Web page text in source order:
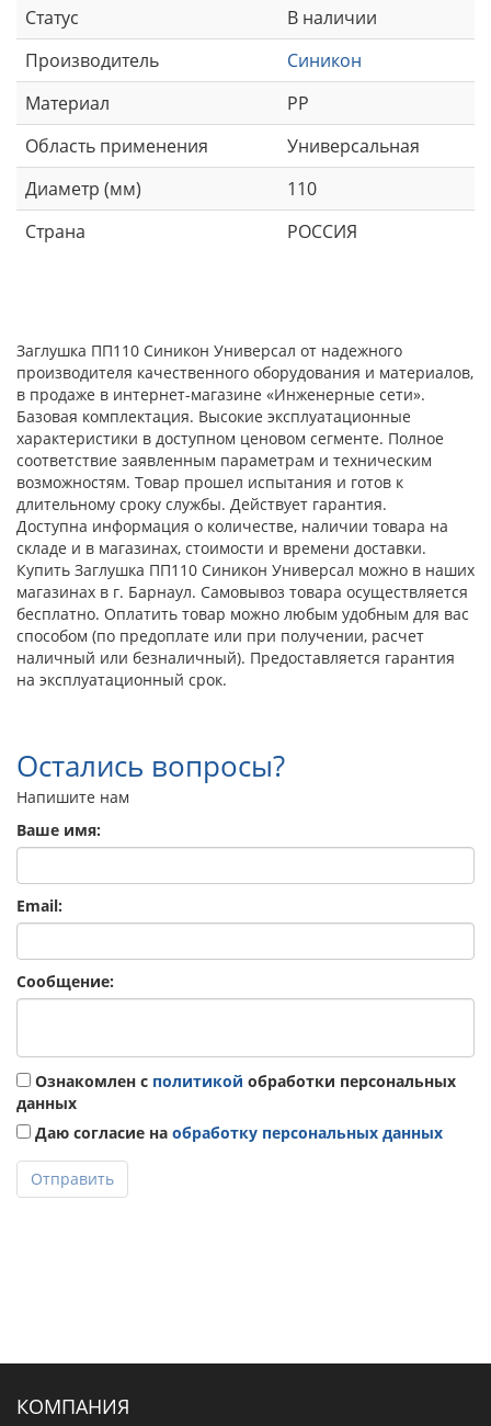
Статус
В наличии
Производитель
Синикон
Материал
РР
Область применения
Универсальная
Диаметр (мм)
110
Страна
РОССИЯ
Заглушка ПП110 Синикон Универсал от надежного
производителя качественного оборудования и материалов,
в продаже в интернет-магазине «Инженерные сети».
Базовая комплектация. Высокие эксплуатационные
характеристики в доступном ценовом сегменте. Полное
соответствие заявленным параметрам и техническим
возможностям. Товар прошел испытания и готов к
длительному сроку службы. Действует гарантия.
Доступна информация о количестве, наличии товара на
складе и в магазинах, стоимости и времени доставки.
Купить Заглушка ПП110 Синикон Универсал можно в наших
магазинах в г. Барнаул. Самовывоз товара осуществляется
бесплатно. Оплатить товар можно любым удобным для вас
способом (по предоплате или при получении, расчет
наличный или безналичный). Предоставляется гарантия
на эксплуатационный срок.
Остались вопросы?
Напишите нам
Ваше имя:
Email:
Сообщение:
Ознакомлен с политикой обработки персональных
данных
Даю согласие на обработку персональных данных
Отправить
КОМПАНИЯ